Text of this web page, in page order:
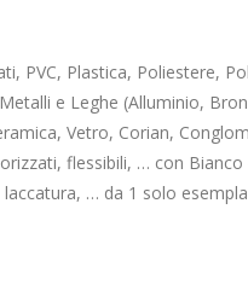
PVC, Plastica, Poliestere,
e Leghe (Alluminio,
Vetro, Corian,
flessibili, … con
… da 1 solo